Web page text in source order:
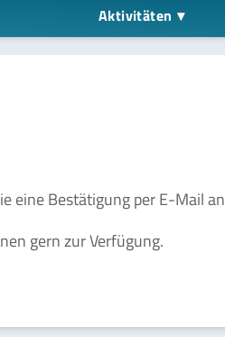
Aktivitäten
eine Bestätigung per E-Mail an
gern zur Verfügung.